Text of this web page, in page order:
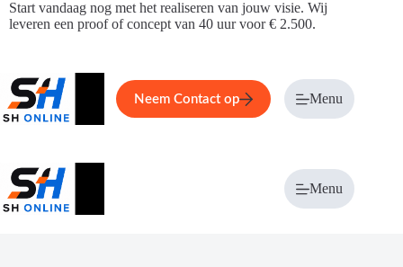
Ga
naar
Start vandaag nog met het realiseren van jouw visie. Wij
leveren een proof of concept van 40 uur voor € 2.500.
Home Service Over ons
Neem Contact op Menu
Menu